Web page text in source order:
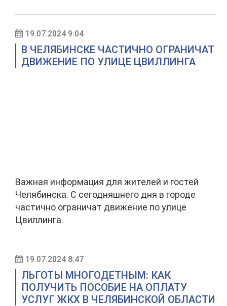
19.07.2024 9:04
В ЧЕЛЯБИНСКЕ ЧАСТИЧНО ОГРАНИЧАТ
ДВИЖЕНИЕ ПО УЛИЦЕ ЦВИЛЛИНГА
Важная информация для жителей и гостей
Челябинска. С сегодняшнего дня в городе
частично ограничат движение по улице
Цвиллинга.
19.07.2024 8:47
ЛЬГОТЫ МНОГОДЕТНЫМ: КАК
ПОЛУЧИТЬ ПОСОБИЕ НА ОПЛАТУ
УСЛУГ ЖКХ В ЧЕЛЯБИНСКОЙ ОБЛАСТИ